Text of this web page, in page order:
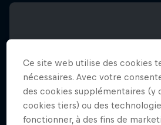
Ce site web utilise des cookies
nécessaires. Avec votre
des cookies supplémentaires (y
cookies tiers) ou des
fonctionner, à des fins de